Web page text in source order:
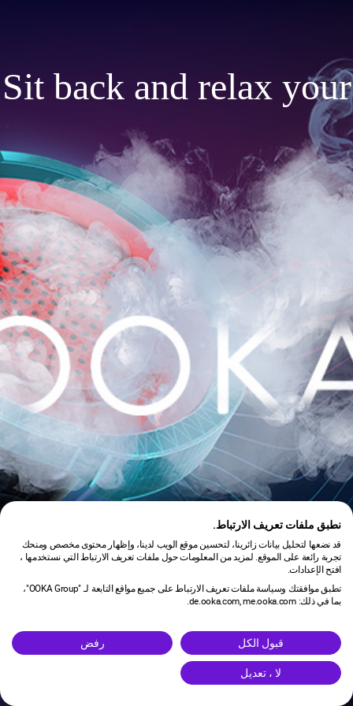
Sit back and relax your
is under maintenance.
نطبق ملفات تعريف الارتباط.
قد نضعها لتحليل بيانات زائرينا، لتحسين موقع الويب لدينا، وإظهار محتوى مخصص ومنحك
تجربة رائعة على الموقع. لمزيد من المعلومات حول ملفات تعريف الارتباط التي نستخدمها ،
افتح الإعدادات.
تطبق موافقتك وسياسة ملفات تعريف الارتباط على جميع مواقع التابعة لـ "OOKA Group"،
بما في ذلك: de.ooka.com, me.ooka.com.
قبول الكل رفض
لا ، تعديل